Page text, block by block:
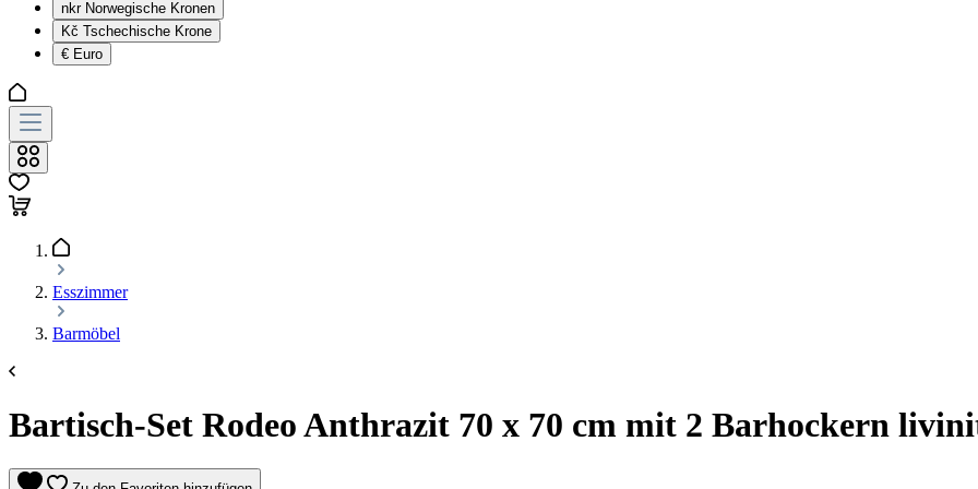
nkr Norwegische Kronen
Kč Tschechische Krone
€ Euro
Esszimmer
Barmöbel
Bartisch-Set Rodeo Anthrazit 70 x 70 cm mit 2 Barhockern